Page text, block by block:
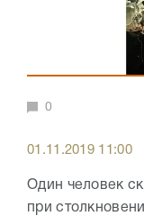
0
01.11.2019 11:00
Один человек
при